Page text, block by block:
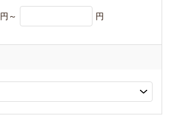
円～ 円